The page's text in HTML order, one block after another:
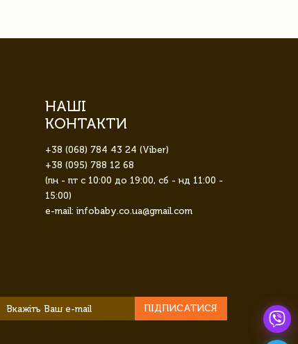
НАШІ
КОНТАКТИ
+38 (068) 784 43 24 (Viber)
+38 (095) 788 12 68
(пн - пт с 10:00 до 19:00, сб - нд 11:00 -
15:00)
e-mail: infobaby.co.ua@gmail.com
ПІДПИСАТИСЯ